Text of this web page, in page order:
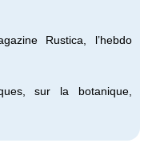
Rustica, l’hebdo
sur la botanique,